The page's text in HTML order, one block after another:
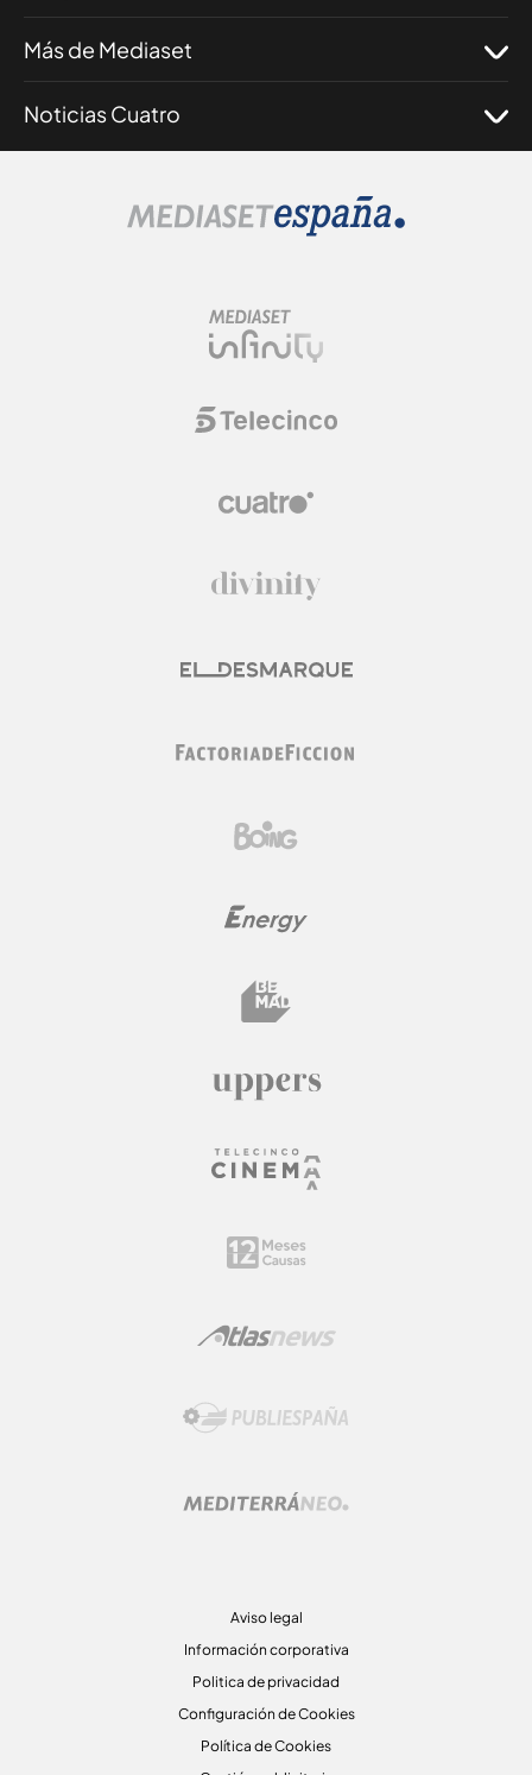
Más de Mediaset
Noticias Cuatro
Aviso legal
Información corporativa
Politica de privacidad
Configuración de Cookies
Política de Cookies